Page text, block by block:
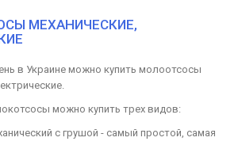
МЕХАНИЧЕСКИЕ,
в Украине можно купить молоотсосы
можно купить трех видов:
с грушой - самый простой, самая